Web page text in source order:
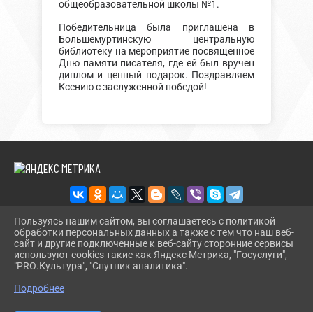
общеобразовательной школы №1.
Победительница была приглашена в
Большемуртинскую центральную
библиотеку на мероприятие посвященное
Дню памяти писателя, где ей был вручен
диплом и ценный подарок. Поздравляем
Ксению с заслуженной победой!
2026 Г. BMLIBR.RU
ВХОД
КАРТА САЙТА
СДЕЛАНО НА KUBCMS
Пользуясь нашим сайтом, вы соглашаетесь с политикой
обработки персональных данных а также с тем что наш веб-
сайт и другие подключенные к веб-сайту сторонние сервисы
используют cookies такие как Яндекс Метрика, "Госуслуги",
"PRO.Культура", "Спутник аналитика".
Подробнее